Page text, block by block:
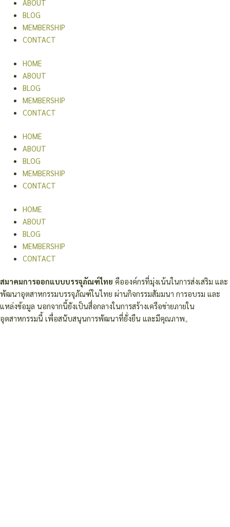
ABOUT
BLOG
MEMBERSHIP
CONTACT
HOME
ABOUT
BLOG
MEMBERSHIP
CONTACT
HOME
ABOUT
BLOG
MEMBERSHIP
CONTACT
HOME
ABOUT
BLOG
MEMBERSHIP
CONTACT
สมาคมการออกแบบบรรจุภัณฑ์ไทย คือองค์กรที่มุ่งเน้นในการส่งเสริม และ
พัฒนาอุตสาหกรรมบรรจุภัณฑ์ในไทย ผ่านกิจกรรมสัมมนา การอบรม และ
แหล่งข้อมูล นอกจากนี้ยังเป็นสื่อกลางในการสร้างเครือข่ายภายใน
อุตสาหกรรมนี้ เพื่อสนับสนุนการพัฒนาที่ยั่งยืน และมีคุณภาพ。